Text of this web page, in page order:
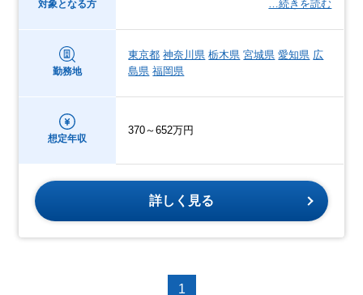
対象となる方
…続きを読む
勤務地
東京都 神奈川県 栃木県 宮城県 愛知県 広
島県 福岡県
想定年収
370～652万円
詳しく見る
1